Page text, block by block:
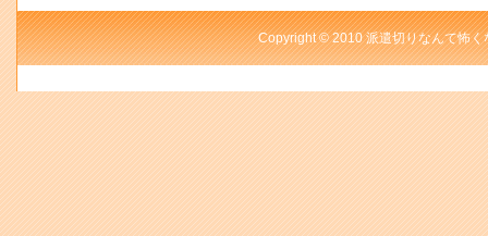
Copyright © 2010 派遣切りなんて怖